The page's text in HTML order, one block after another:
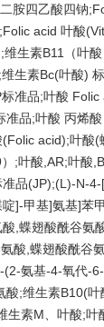
胺四乙酸四钠
acid 叶酸
维生素B11（叶
生素Bc(叶酸)
准品;叶酸 Folic
准品;叶酸 丙烯
acid);叶酸(
）;叶酸,AR;叶酸
品(JP);(L)-N-
]-甲基]氨基]苯
,蝶翅酸酰谷氨
酸,蝶翅酸酰谷
(2-氨基-4-氧代-
酸;维生素B10(
生素M、叶酸;叶